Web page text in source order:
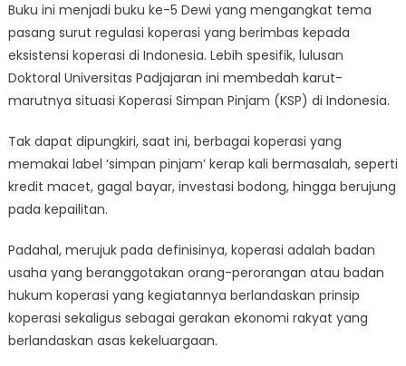
Buku ini menjadi buku ke-5 Dewi yang mengangkat tema
pasang surut regulasi koperasi yang berimbas kepada
eksistensi koperasi di Indonesia. Lebih spesifik, lulusan
Doktoral Universitas Padjajaran ini membedah karut-
marutnya situasi Koperasi Simpan Pinjam (KSP) di Indonesia.
Tak dapat dipungkiri, saat ini, berbagai koperasi yang
memakai label ‘simpan pinjam’ kerap kali bermasalah, seperti
kredit macet, gagal bayar, investasi bodong, hingga berujung
pada kepailitan.
Padahal, merujuk pada definisinya, koperasi adalah badan
usaha yang beranggotakan orang-perorangan atau badan
hukum koperasi yang kegiatannya berlandaskan prinsip
koperasi sekaligus sebagai gerakan ekonomi rakyat yang
berlandaskan asas kekeluargaan.